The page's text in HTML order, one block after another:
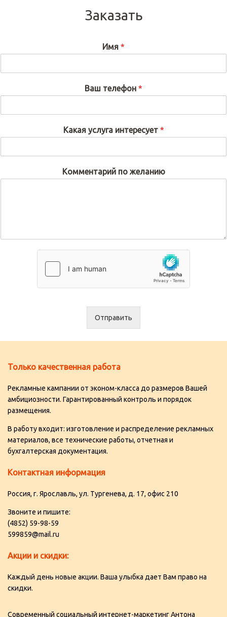
Заказать
Имя *
Ваш телефон *
Какая услуга интересует *
Комментарий по желанию
Отправить
Только качественная работа
Рекламные кампании от эконом-класса до размеров Вашей
амбициозности. Гарантированный контроль и порядок
размещения.
В работу входит: изготовление и распределение рекламных
материалов, все технические работы, отчетная и
бухгалтерская документация.
Контактная информация
Россия, г. Ярославль, ул. Тургенева, д. 17, офис 210
Звоните и пишите:
(4852) 59-98-59
599859@mail.ru
Акции и скидки:
Каждый день новые акции. Ваша улыбка дает Вам право на
скидки.
Современный социальный интернет-маркетинг Антона